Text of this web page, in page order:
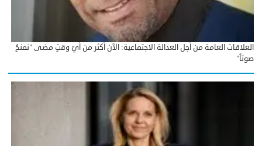
العلاقات العامة من أجل العدالة الاجتماعية: الآن أكثر من أيّ وقتٍ مضى "نمنحُ
صوتاً"